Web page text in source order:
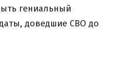
гениальный
доведшие СВО до